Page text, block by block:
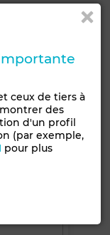
ceux de tiers à
des
d'un profil
(par exemple,
pour plus